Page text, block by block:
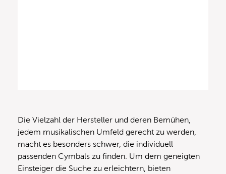
Die Vielzahl der Hersteller und deren Bemühen,
jedem musikalischen Umfeld gerecht zu werden,
macht es besonders schwer, die individuell
passenden Cymbals zu finden. Um dem geneigten
Einsteiger die Suche zu erleichtern, bieten